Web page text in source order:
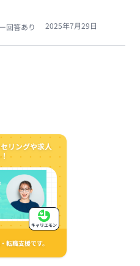
回答あり 2025年7月29日
リングや求人
転職支援です。
キャリエモン